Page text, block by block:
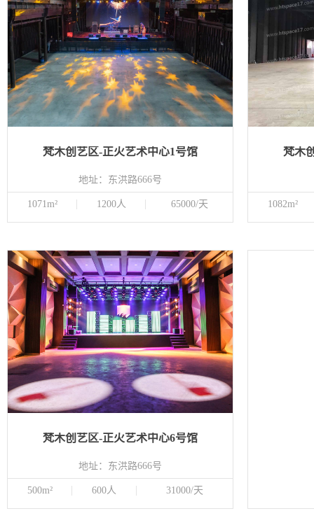
梵木创艺区-正火艺术中心1号馆
地址：东洪路666号
1071m² 1200人 65000/天
梵木
1082m²
梵木创艺区-正火艺术中心6号馆
地址：东洪路666号
500m² 600人 31000/天